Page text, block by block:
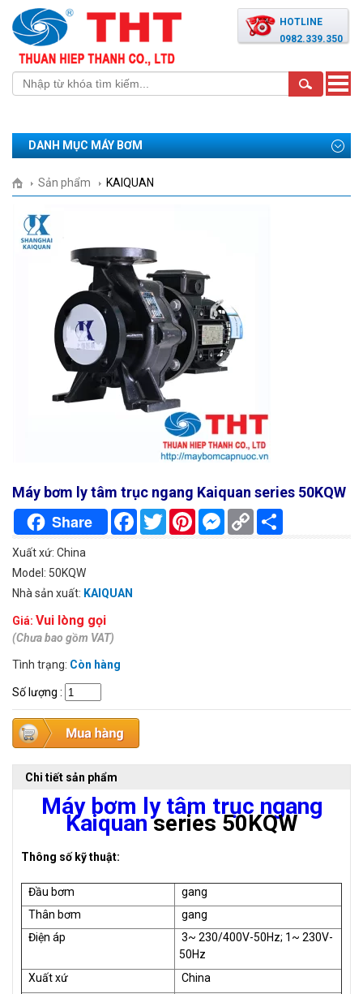
HOTLINE
0982.339.350
Toggle
DANH MỤC MÁY BƠM
Sản phẩm KAIQUAN
Máy bơm ly tâm trục ngang Kaiquan series 50KQW
Share FacebookTwitterPinterestMessenger
Copy
Link
Xuất xứ: China
Model: 50KQW
Nhà sản xuất: KAIQUAN
Giá: Vui lòng gọi
(Chưa bao gồm VAT)
Tình trạng: Còn hàng
Số lượng :
Chi tiết sản phẩm
Máy bơm ly tâm trục ngang
Kaiquanseries 50KQW
Thông số kỹ thuật:
Đầu bơm
gang
Thân bơm
gang
Điện áp
3~ 230/400V-50Hz; 1~ 230V-
50Hz
Xuất xứ
China